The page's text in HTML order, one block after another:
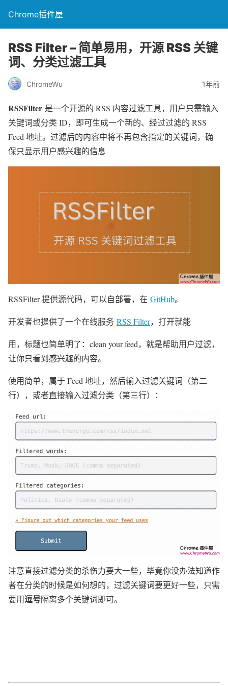
Chrome插件屋
RSS Filter – 简单易用，开源 RSS 关键
词、分类过滤工具
ChromeWu 1年前
RSSFilter 是一个开源的 RSS 内容过滤工具，用户只需输入
关键词或分类 ID，即可生成一个新的、经过过滤的 RSS
Feed 地址。过滤后的内容中将不再包含指定的关键词，确
保只显示用户感兴趣的信息
RSSFilter 提供源代码，可以自部署，在 GitHub。
开发者也提供了一个在线服务 RSS Filter，打开就能
用，标题也简单明了：clean your feed，就是帮助用户过滤，
让你只看到感兴趣的内容。
使用简单，属于 Feed 地址，然后输入过滤关键词（第二
行），或者直接输入过滤分类（第三行）：
注意直接过滤分类的杀伤力要大一些，毕竟你没办法知道作
者在分类的时候是如何想的，过滤关键词要更好一些，只需
要用逗号隔离多个关键词即可。